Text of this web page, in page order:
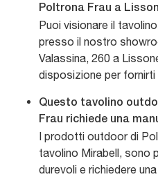
Poltrona Frau a
Puoi visionare il
presso il nostro
Valassina, 260 a
disposizione per
Questo tavolino
Frau richiede una
I prodotti outdoor di
tavolino Mirabell, sono
durevoli e richiedere